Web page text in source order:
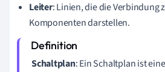
Leiter: Linien, die die Verbindung
Komponenten darstellen.
Schaltplan: Ein Schaltplan ist